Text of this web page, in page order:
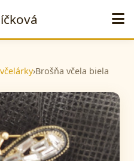
›Brošňa včela biela